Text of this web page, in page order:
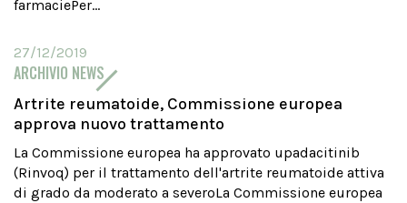
farmaciePer...
27/12/2019
ARCHIVIO NEWS
Artrite reumatoide, Commissione europea
approva nuovo trattamento
La Commissione europea ha approvato upadacitinib
(Rinvoq) per il trattamento dell'artrite reumatoide attiva
di grado da moderato a severoLa Commissione europea